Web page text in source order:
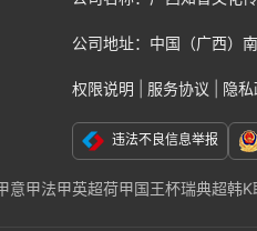
公司地址： 中国（广西）
权限说明 服务协议 隐
违法不良信息举报
意甲法甲英超荷甲国王杯瑞典超韩K